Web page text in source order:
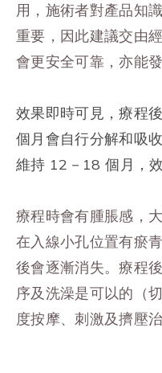
用，施術者對產品知
重要，因此建議交由
會更安全可靠，亦能
效果即時可見，療程
個月會自行分解和吸
維持 12－18 個月，效
療程時會有腫脹感，
在入線小孔位置有瘀
後會逐漸消失。療程
序及洗澡是可以的（
度按摩、刺激及擠壓治